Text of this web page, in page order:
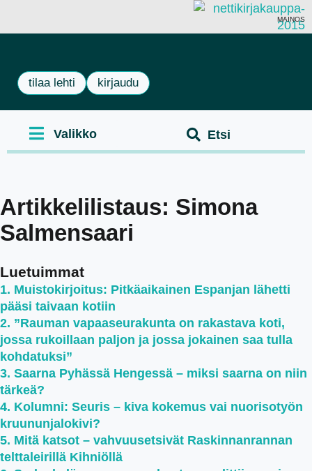
MAINOS
tilaa lehti kirjaudu
Artikkelilistaus: Simona
Salmensaari
Luetuimmat
Muistokirjoitus: Pitkäaikainen Espanjan lähetti
pääsi taivaan kotiin
”Rauman vapaaseurakunta on rakastava koti,
jossa rukoillaan paljon ja jossa jokainen saa tulla
kohdatuksi”
Saarna Pyhässä Hengessä – miksi saarna on niin
tärkeä?
Kolumni: Seuris – kiva kokemus vai nuorisotyön
kruununjalokivi?
Mitä katsot – vahvuusetsivät Raskinnanrannan
telttaleirillä Kihniöllä